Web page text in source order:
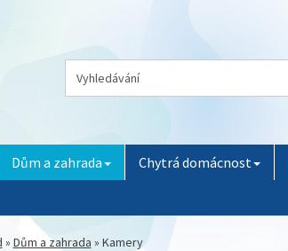
Dům a zahrada Chytrá domácnost
» Dům a zahrada » Kamery